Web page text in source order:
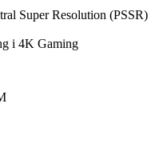
Super Resolution (PSSR)
i 4K Gaming